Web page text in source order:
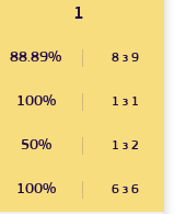
1
88.89% 8 з 9
100% 1 з 1
50% 1 з 2
100% 6 з 6